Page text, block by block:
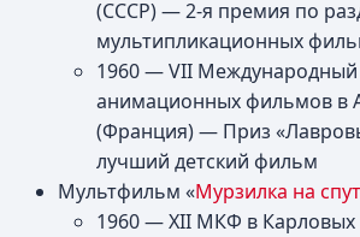
(СССР) — 2-я премия по
мультипликационных
1960 — VII Международный
анимационных фильмов в
(Франция) — Приз
лучший детский фильм
Мультфильм «Мурзилка на
1960 — XII МКФ в